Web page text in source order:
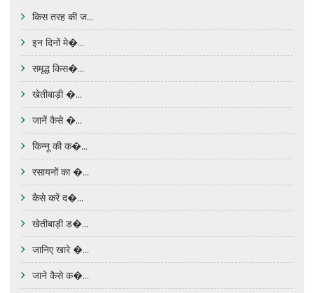
किस तरह की ज...
इन दिनों मे�...
समृद्ध किस�...
खेतीबाड़ी �...
जानें कैसे �...
किन्नू की क�...
रसायनों का �...
कैसे करें द�...
खेतीबाड़ी ड�...
जानिए खारे �...
जाने कैसे क�...